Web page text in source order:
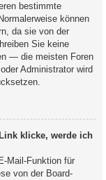
bestimmte
können
da sie von der
Sie keine
— die meisten Foren
Administrator wird
klicke, werde ich
Mail-Funktion für
von der Board-